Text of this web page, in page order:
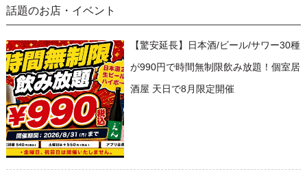
話題のお店・イベント
【驚安延長】日本酒/ビール/サワー30種
が990円で時間無制限飲み放題！個室居
酒屋 天日で8月限定開催